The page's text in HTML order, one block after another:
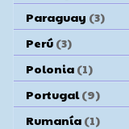
Paraguay (3)
Perú (3)
Polonia (1)
Portugal (9)
Rumanía (1)